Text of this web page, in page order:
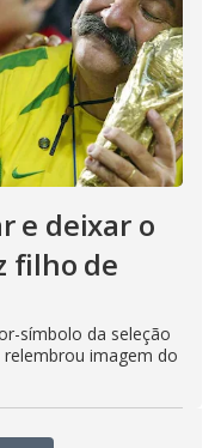
e deixar o
filho de
símbolo da seleção
imagem do